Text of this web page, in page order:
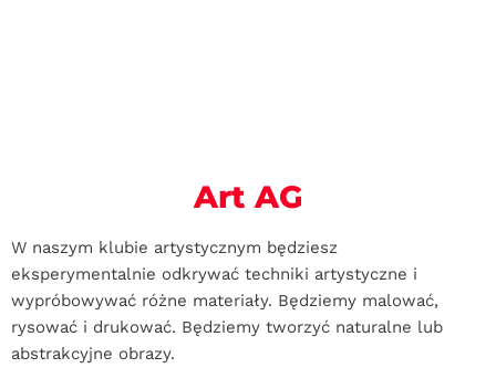
Art AG
W naszym klubie artystycznym będziesz
eksperymentalnie odkrywać techniki artystyczne i
wypróbowywać różne materiały. Będziemy malować,
rysować i drukować. Będziemy tworzyć naturalne lub
abstrakcyjne obrazy.